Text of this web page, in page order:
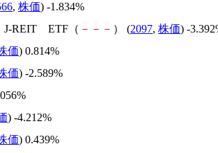
, 株価) -1.834%
J-REIT ETF（ － － － ） (2097, 株価) -
価) 0.814%
価) -2.589%
) -4.212%
価) 0.439%